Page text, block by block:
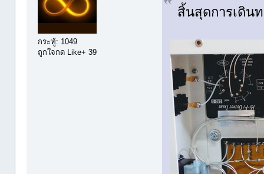
กระทู้: 1049
ถูกใจกด Like+ 39
สิ้นสุดการเดิน